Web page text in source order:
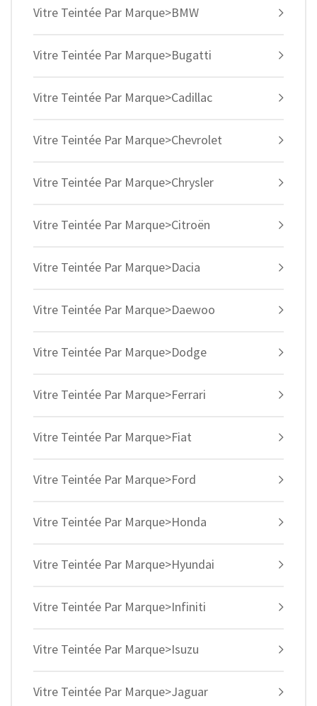
Vitre Teintée Par Marque>BMW
Vitre Teintée Par Marque>Bugatti
Vitre Teintée Par Marque>Cadillac
Vitre Teintée Par Marque>Chevrolet
Vitre Teintée Par Marque>Chrysler
Vitre Teintée Par Marque>Citroën
Vitre Teintée Par Marque>Dacia
Vitre Teintée Par Marque>Daewoo
Vitre Teintée Par Marque>Dodge
Vitre Teintée Par Marque>Ferrari
Vitre Teintée Par Marque>Fiat
Vitre Teintée Par Marque>Ford
Vitre Teintée Par Marque>Honda
Vitre Teintée Par Marque>Hyundai
Vitre Teintée Par Marque>Infiniti
Vitre Teintée Par Marque>Isuzu
Vitre Teintée Par Marque>Jaguar